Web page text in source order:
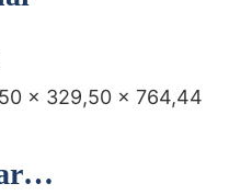
× 329,50 × 764,44